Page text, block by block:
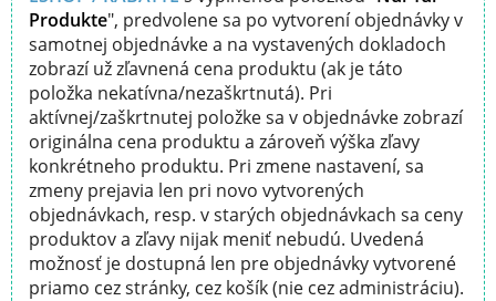
Produkte", predvolene sa po vytvorení objednávky v
samotnej objednávke a na vystavených dokladoch
zobrazí už zľavnená cena produktu (ak je táto
položka nekatívna/nezaškrtnutá). Pri
aktívnej/zaškrtnutej položke sa v objednávke zobrazí
originálna cena produktu a zároveň výška zľavy
konkrétneho produktu. Pri zmene nastavení, sa
zmeny prejavia len pri novo vytvorených
objednávkach, resp. v starých objednávkach sa ceny
produktov a zľavy nijak meniť nebudú. Uvedená
možnosť je dostupná len pre objednávky vytvorené
priamo cez stránky, cez košík (nie cez administráciu).